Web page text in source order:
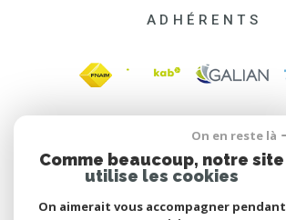
ADHÉRENTS
On en reste là
Comme beaucoup, notre site
utilise les cookies
On aimerait vous accompagner pendant